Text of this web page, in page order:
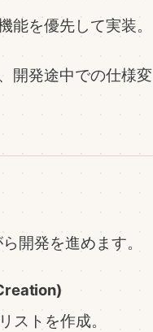
能を優先して実装。
開発途中での仕様変
開発を進めます。
ストを作成。